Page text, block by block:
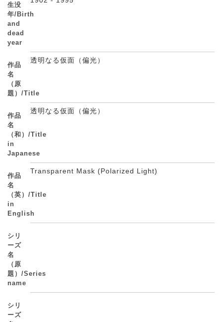
生没
年/Birth
and
dead
year
作品
名
（原
題）/Title
透明なる仮面（偏光）
作品
名
（和）/Title
in
Japanese
透明なる仮面（偏光）
作品
名
（英）/Title
in
English
Transparent Mask (Polarized Light)
シリ
ーズ
名
（原
題）/Series
name
シリ
ーズ